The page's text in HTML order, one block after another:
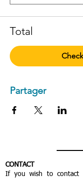
Total
Partager
CONTACT
If you wish to contact